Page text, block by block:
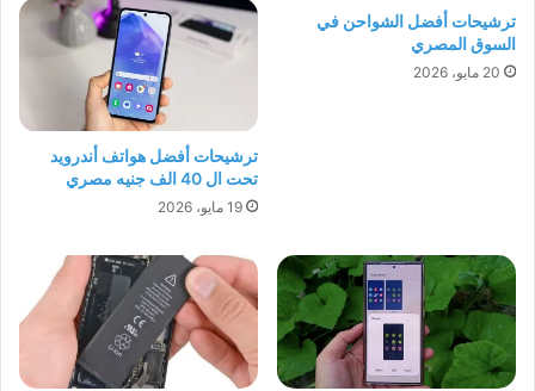
ترشيحات أفضل الشواحن في
السوق المصري
20 مايو، 2026
ترشيحات أفضل هواتف أندرويد
تحت ال 40 الف جنيه مصري
19 مايو، 2026